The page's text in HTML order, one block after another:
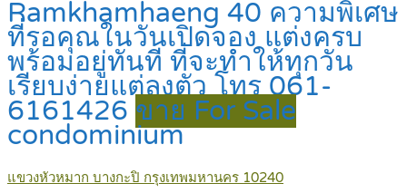
Ramkhamhaeng 40 ความพิเศษ
ที่รอคุณในวันเปิดจอง แต่งครบ
พร้อมอยู่ทันที ที่จะทำให้ทุกวัน
เรียบง่ายแต่ลงตัว โทร 061-
6161426 ขาย For Sale
condominium
แขวงหัวหมาก บางกะปิ กรุงเทพมหานคร 10240